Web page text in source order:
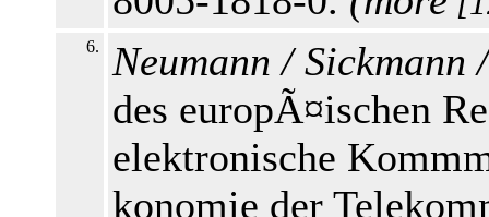
6.
Neumann / Sickmann
des europÃ¤ischen
elektronische
konomie der